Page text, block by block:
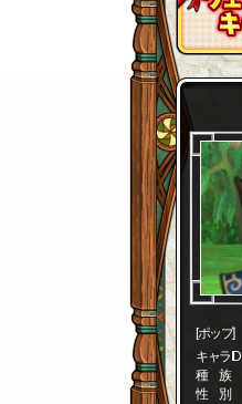
[ポップ]
キャラID
種 族
性 別